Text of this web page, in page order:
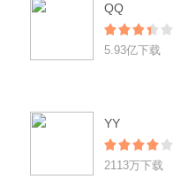
QQ
5.93亿下载
YY
2113万下载